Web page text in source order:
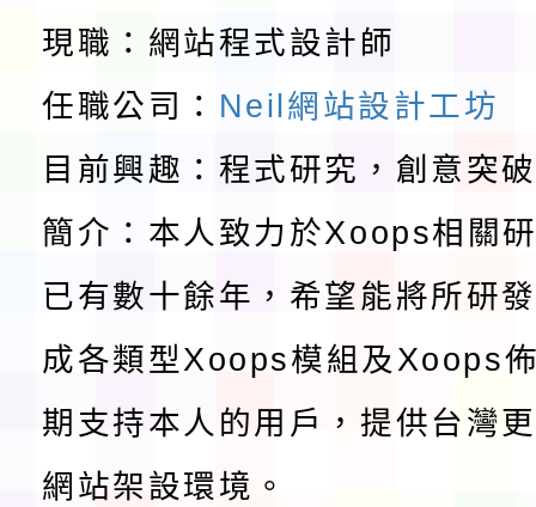
展演活動實施計畫」
請一案
教育部校安中心白海豚
報
淨零綠領人才培育課程
檢送桃園市115學年度
及師生本土語及新住民
實施要點各1份
115年食農教育專業人
程
函轉國家通訊傳播委員
鎮韌性（防空）演習－
法」
本校115學年度第1學
現職：網站程式設計師
任職公司： Neil網站設計工坊
目前興趣：程式研究，創意突
簡介：本人致力於Xoops相關
已有數十餘年，希望能將所研
成各類型Xoops模組及Xoops
期支持本人的用戶，提供台灣
網站架設環境。